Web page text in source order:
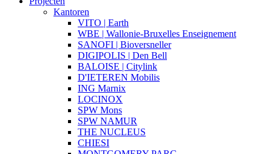
Kantoren
VITO | Earth
WBE | Wallonie-Bruxelles Enseignement
SANOFI | Bioversneller
DIGIPOLIS | Den Bell
BALOISE | Citylink
D'IETEREN Mobilis
ING Marnix
LOCINOX
SPW Mons
SPW NAMUR
THE NUCLEUS
CHIESI